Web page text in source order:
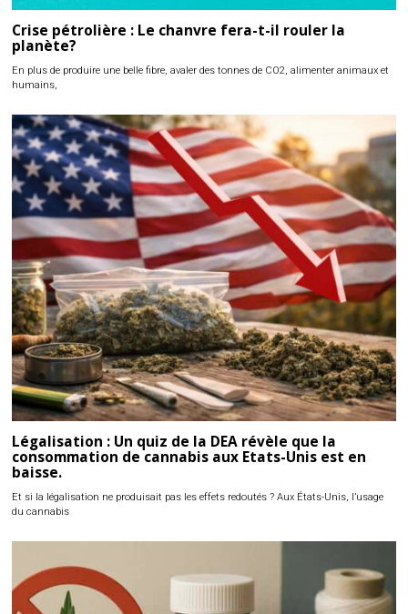
Crise pétrolière : Le chanvre fera-t-il rouler la
planète?
En plus de produire une belle fibre, avaler des tonnes de CO2, alimenter animaux et
humains,
Légalisation : Un quiz de la DEA révèle que la
consommation de cannabis aux Etats-Unis est en
baisse.
Et si la légalisation ne produisait pas les effets redoutés ? Aux États-Unis, l’usage
du cannabis